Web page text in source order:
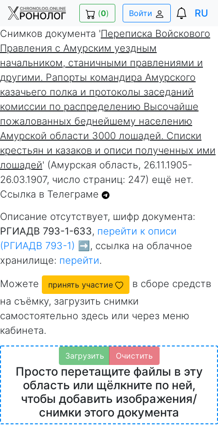
(0) Войти
RU
Снимков документа 'Переписка Войскового
Правления с Амурским уездным
начальником, станичными правлениями и
другими. Рапорты командира Амурского
казачьего полка и протоколы заседаний
комиссии по распределению Высочайше
пожалованных беднейшему населению
Амурской области 3000 лошадей. Списки
крестьян и казаков и описи полученных ими
лошадей' (Амурская область, 26.11.1905-
26.03.1907, число страниц: 247) ещё нет.
Ссылка в Телеграме
Описание отсутствует, шифр документа:
РГИАДВ 793-1-633, перейти к описи
(РГИАДВ 793-1) ➡️ , ссылка на облачное
хранилище: перейти.
Можете принять участие
в сборе средств
на съёмку, загрузить снимки
самостоятельно здесь или через меню
кабинета.
Загрузить Очистить
Просто перетащите файлы в эту
область или щёлкните по ней,
чтобы добавить изображения/
снимки этого документа